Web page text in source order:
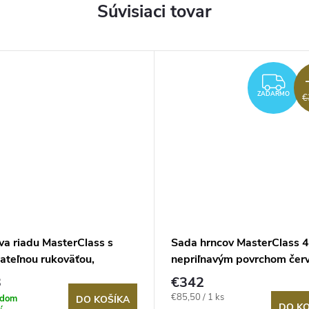
Súvisiaci tovar
riadu MasterClass s
rukoväťou,
stohovateľná indukcia
DO KOŠÍKA
ZADARMO
Sada hrncov MasterClass
nepriľnavým povrchom
€342
Jednotková
€85,50 / 1 ks